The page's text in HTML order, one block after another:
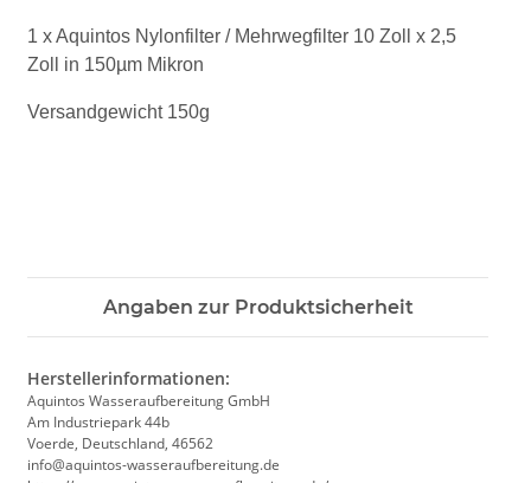
1 x Aquintos Nylonfilter / Mehrwegfilter 10 Zoll x 2,5
Zoll in 150µm Mikron
Versandgewicht 150g
Angaben zur Produktsicherheit
Herstellerinformationen:
Aquintos Wasseraufbereitung GmbH
Am Industriepark 44b
Voerde, Deutschland, 46562
info@aquintos-wasseraufbereitung.de